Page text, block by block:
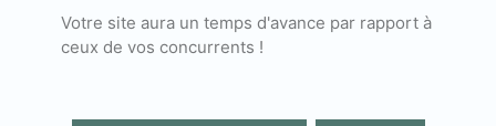
Votre site aura un temps d'avance par rapport à
ceux de vos concurrents !